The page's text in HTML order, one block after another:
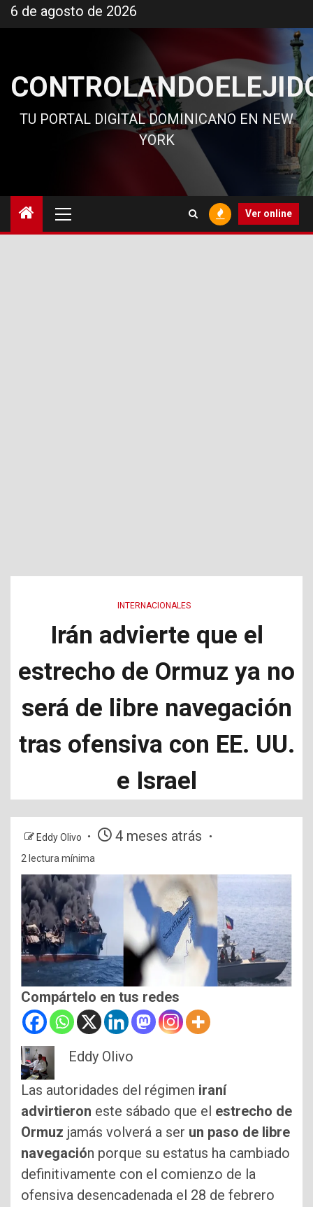
al
6 de agosto de 2026
TU PORTAL DIGITAL DOMINICANO EN NEW
YORK
principal
Ver online
INTERNACIONALES
Irán advierte que el
estrecho de Ormuz ya no
será de libre navegación
tras ofensiva con EE. UU.
e Israel
Eddy Olivo 4 meses atrás
2 lectura mínima
Compártelo en tus redes
Eddy Olivo
Las autoridades del régimen iraní
advirtieron este sábado que el estrecho de
Ormuz jamás volverá a ser un paso de libre
navegación porque su estatus ha cambiado
definitivamente con el comienzo de la
ofensiva desencadenada el 28 de febrero